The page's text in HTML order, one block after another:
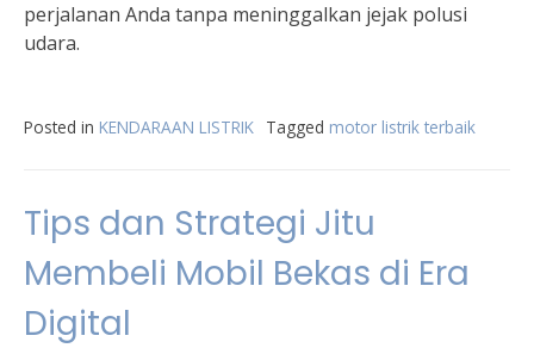
perjalanan Anda tanpa meninggalkan jejak polusi
udara.
Posted in KENDARAAN LISTRIK Tagged motor listrik terbaik
Tips dan Strategi Jitu
Membeli Mobil Bekas di Era
Digital